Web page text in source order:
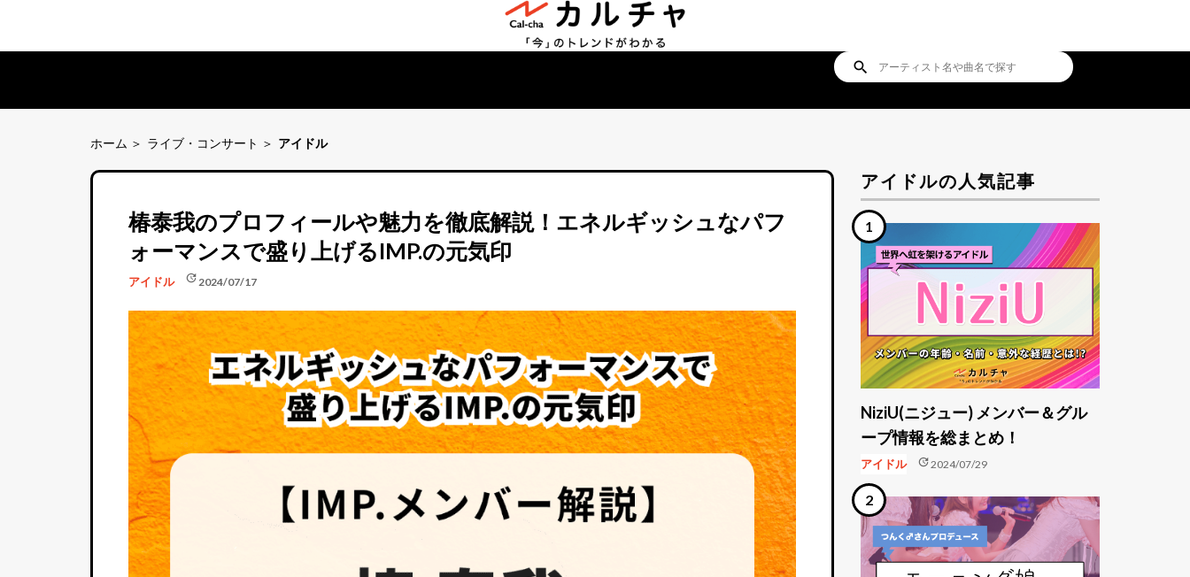
search
ホーム ライブ・コンサート アイドル
椿泰我のプロフィールや魅力を徹底解説！エネルギッシュなパフ
ォーマンスで盛り上げるIMP.の元気印
アイドル update2024/07/17
アイドルの人気記事
NiziU(ニジュー) メンバー＆グル
ープ情報を総まとめ！
アイドル update2024/07/29